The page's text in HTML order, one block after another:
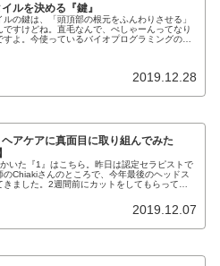
ルを決める『鍵』
ルの鍵は、「頭頂部の根元をふんわりさせる」
ですけどね。直毛なんで、ぺしゃーんってなり
すよ。今使っているバイオプログラミングのヘ
2019.12.28
ヘアケアに真面目に取り組んでみた
いた『1』はこちら。昨日は認定セラピストで
のChiakiさんのところで、今年最後のヘッドス
きました。2週間前にカットをしてもらってか
2019.12.07